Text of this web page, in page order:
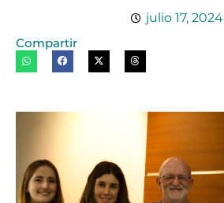
julio 17, 2024
Compartir